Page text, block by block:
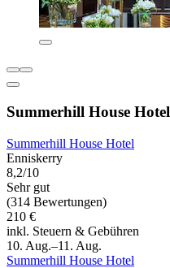
Summerhill House Hotel
Summerhill House Hotel
Enniskerry
8,2/10
Sehr gut
(314 Bewertungen)
210 €
inkl. Steuern & Gebühren
10. Aug.–11. Aug.
Summerhill House Hotel